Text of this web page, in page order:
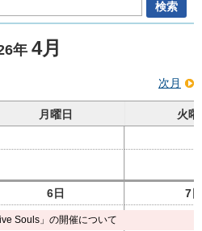
年 4月
次月
月曜日 火曜
6日 7日
Souls」の開催について